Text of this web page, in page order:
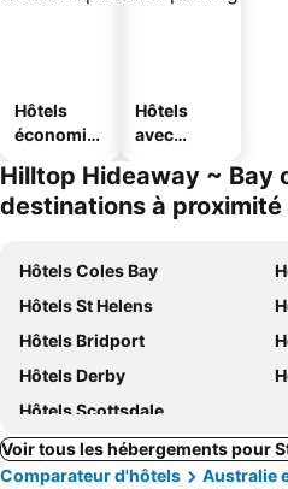
Hôtels
économiq
Hôtels
avec
Hilltop Hideaway ~ Bay
destinations à proximité
Hôtels Coles Bay
Hôtels St Helens
Hôtels Bridport
Hôtels Derby
Hôtels Scottsdale
Voir tous les hébergements pour
Comparateur d'hôtels
Australie